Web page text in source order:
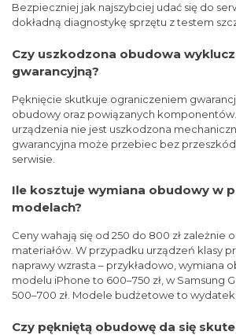
Bezpieczniej jak najszybciej udać się do
dokładną diagnostykę sprzętu z testem
Czy uszkodzona obudowa
gwarancyjną?
Pęknięcie skutkuje ograniczeniem
obudowy oraz powiązanych komponentów.
urządzenia nie jest uszkodzona
gwarancyjna może przebiec bez
serwisie.
Ile kosztuje wymiana obudowy w
modelach?
Ceny wahają się od 250 do 800 zł zależnie
materiałów. W przypadku urządzeń klasy
naprawy wzrasta – przykładowo, wymiana
modelu iPhone to 600–750 zł, w Samsung
500–700 zł. Modele budżetowe to wydatek
Czy pękniętą obudowę da się